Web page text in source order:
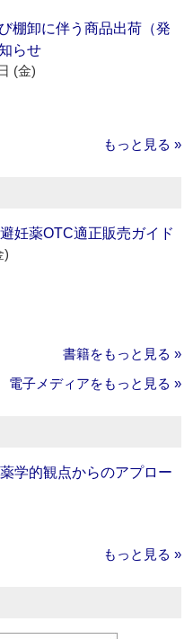
棚卸に伴う商品出荷（発
らせ
(金)
もっと見る »
妊薬OTC適正販売ガイド
)
書籍をもっと見る »
電子メディアをもっと見る »
学的観点からのアプロー
もっと見る »